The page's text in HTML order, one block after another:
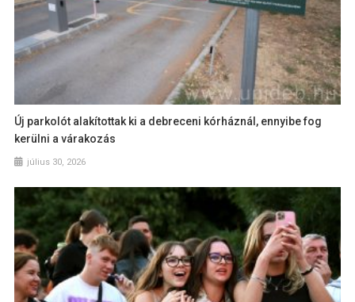
Új parkolót alakítottak ki a debreceni kórháznál, ennyibe fog
kerülni a várakozás
július 30, 2026